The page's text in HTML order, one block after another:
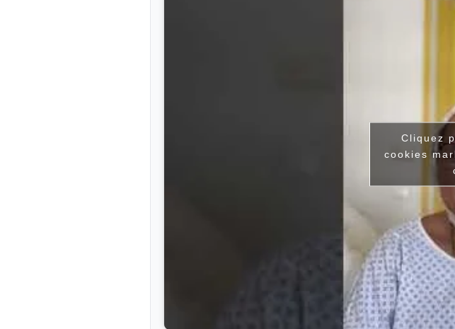
Cliquez
cookies